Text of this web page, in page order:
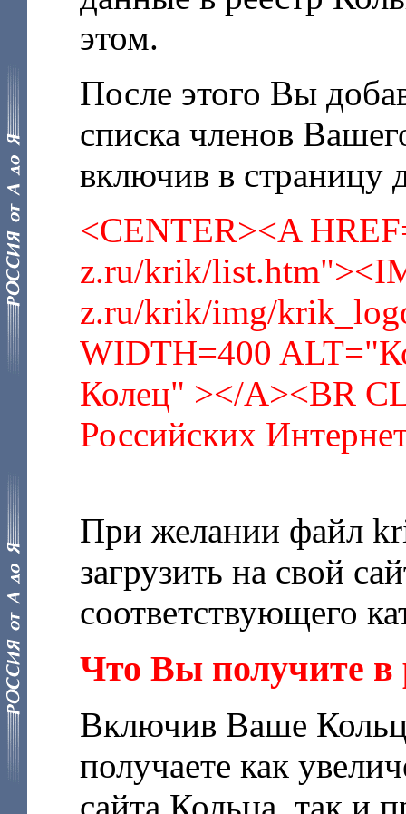
этом.
После этого Вы
списка членов
включив в
<CENTER><A
z.ru/krik/
z.ru/krik/img/
WIDTH=400
Колец" ></A><BR
Российских
При желании файл
загрузить на свой
соответствующего
Что Вы получите в
Включив Ваше
получаете как